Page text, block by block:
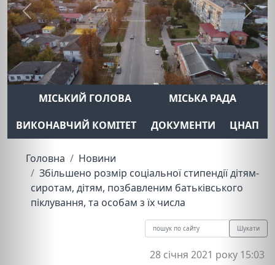
Previous Next
МІСЬКИЙ ГОЛОВА
МІСЬКА РАДА
ВИКОНАВЧИЙ КОМІТЕТ
ДОКУМЕНТИ ЦНАП
Головна
Новини
Збільшено розмір соціальної стипендії дітям-
сиротам, дітям, позбавленим батьківського
піклування, та особам з їх числа
Шукати
28 січня 2021 року 15:03